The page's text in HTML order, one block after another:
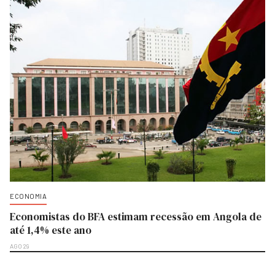
Economistas do BFA estimam recessão em Angola de
até 1,4% este ano